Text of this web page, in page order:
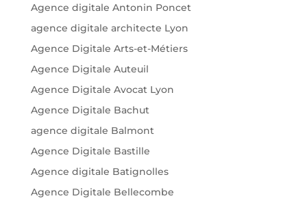
Agence digitale Antonin Poncet
agence digitale architecte Lyon
Agence Digitale Arts-et-Métiers
Agence Digitale Auteuil
Agence Digitale Avocat Lyon
Agence Digitale Bachut
agence digitale Balmont
Agence Digitale Bastille
Agence digitale Batignolles
Agence Digitale Bellecombe